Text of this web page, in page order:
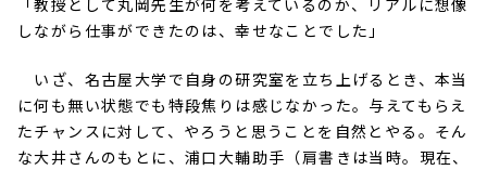
しながら仕事ができたのは、幸せなことでした」
いざ、名古屋大学で自身の研究室を立ち上げるとき、本当
に何も無い状態でも特段焦りは感じなかった。与えてもらえ
たチャンスに対して、やろうと思うことを自然とやる。そん
な大井さんのもとに、浦口大輔助手（肩書きは当時。現在、